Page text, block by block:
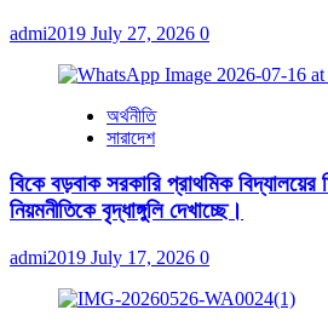
admi2019 July 27, 2026 0
অর্থনীতি
সারাদেশ
বিকে বড়বাক সরকারি প্রাথমিক বিদ্যালয়ের
নিয়মনীতিকে বৃদ্ধাঙ্গুলি দেখাচ্ছে।
admi2019 July 17, 2026 0